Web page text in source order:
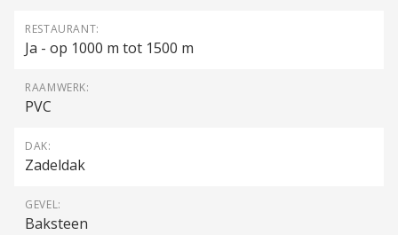
RESTAURANT:
Ja - op 1000 m tot 1500 m
RAAMWERK:
PVC
DAK:
Zadeldak
GEVEL:
Baksteen